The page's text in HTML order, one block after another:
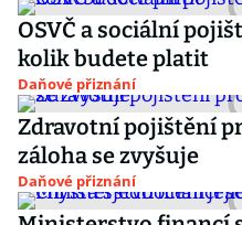
OSVČ a sociální
kolik budete platit
Daňové přiznání
Zdravotní pojištění
záloha se zvyšuje
Daňové přiznání